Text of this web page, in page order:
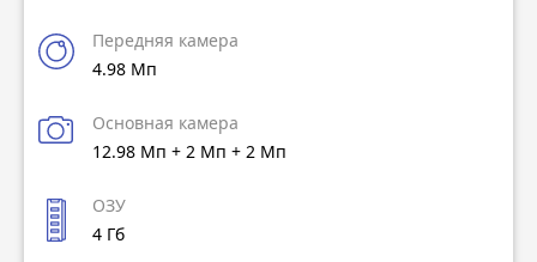
Передняя камера
4.98 Мп
Основная камера
12.98 Мп + 2 Мп + 2 Мп
ОЗУ
4 Гб